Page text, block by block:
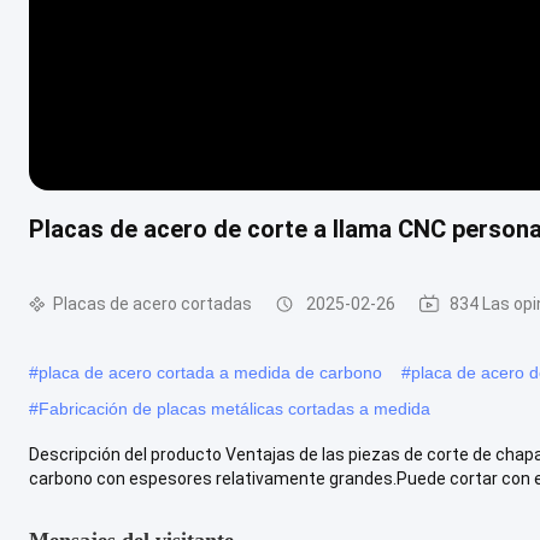
Placas de acero de corte a llama CNC
Placas de acero cortadas 2025-02-26 834 Las
#placa de acero cortada a medida de carbono #placa de acero
#Fabricación de placas metálicas cortadas a medida
Descripción del producto Ventajas de las piezas de corte de
carbono con espesores relativamente grandes.Puede cortar con